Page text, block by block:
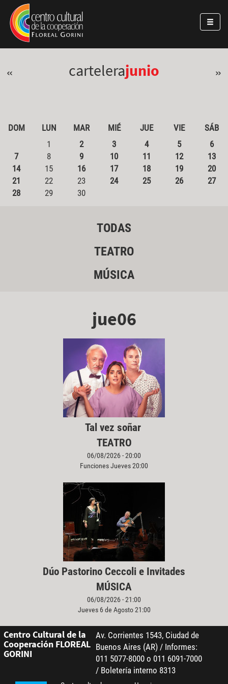
Pasar al contenido principal
Jump to main content
« cartelerajunio »
DOM LUN MAR MIÉ JUE VIE
SÁB
1
2 3 4 5
6
7
8 9 10 11 12
13
14
15 16 17 18 19
20
21
22 23 24 25 26
27
28
29 30
TODAS
TEATRO
MÚSICA
jue06
Tal vez soñar
TEATRO
06/08/2026 - 20:00
Funciones Jueves 20:00
Dúo Pastorino Ceccoli e Invitades
MÚSICA
06/08/2026 - 21:00
Jueves 6 de Agosto 21:00
Centro Cultural de la
Cooperación FLOREAL
GORINI
Av. Corrientes 1543, Ciudad de
Buenos Aires (AR) / Informes:
011 5077-8000 o 011 6091-7000
/ Boletería interno 8313